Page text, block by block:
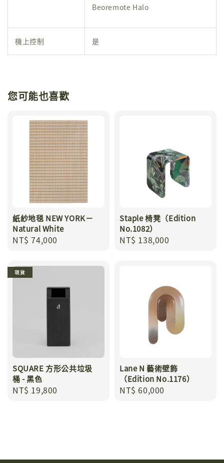
Beoremote Halo
機上控制 是
您可能也喜歡
紙紗地毯 NEW YORK－
Natural White
Regular
NT$ 74,000
Staple 椅凳（Edition
No.1082）
Regular
NT$ 138,000
現貨
SQUARE 方形公共垃圾
桶 - 黑色
Regular
NT$ 19,800
Lane N 藝術壁飾
（Edition No.1176）
Regular
NT$ 60,000